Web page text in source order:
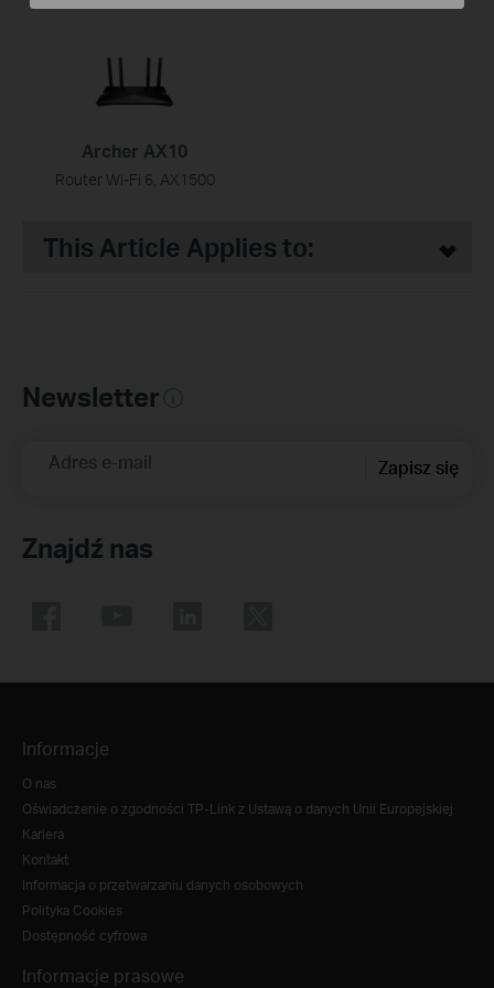
Archer AX10
Router Wi-Fi 6, AX1500
This Article Applies to:
Newsletter
Adres e-mail Zapisz się
Znajdź nas
Informacje
O nas
Oświadczenie o zgodności TP-Link z Ustawą o danych Unii Europejskiej
Kariera
Kontakt
Informacja o przetwarzaniu danych osobowych
Polityka Cookies
Dostępność cyfrowa
Informacje prasowe